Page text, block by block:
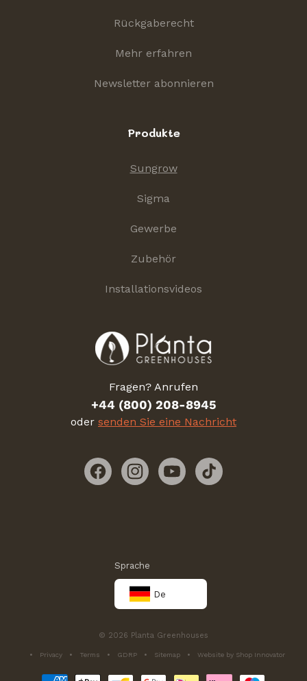
Rückgaberecht
Mehr erfahren
Newsletter abonnieren
Produkte
Sungrow
Sigma
Gewerbe
Zubehör
Installationsvideos
Fragen? Anrufen
+44 (800) 208-8945
oder senden Sie eine Nachricht
FacebookInstagramYouTubeTikTok
Sprache
De
Zahlungsmethoden
© 2026 Planta Greenhouses
Privacy Terms GDRP Sitemap Website by Shop Innovator